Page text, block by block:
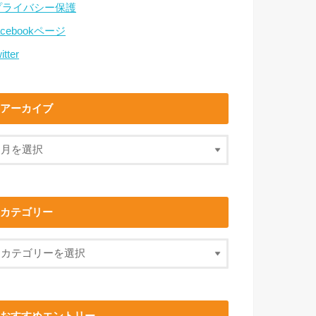
ライバシー保護
ページ
アーカイブ
カテゴリー